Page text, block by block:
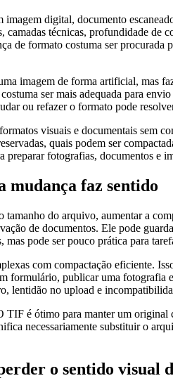
digital, documento
técnicas, profundidade de
de formato costuma ser
imagem de forma artificial, mas
ser mais adequada para
ou refazer o formato pode
visuais e documentais sem
quais podem ser
fotografias, documentos e
mudança faz sentido
do arquivo, aumentar a
de documentos. Ele pode
pode ser pouco prática para
com compactação eficiente.
formulário, publicar uma
lentidão no upload e
é ótimo para manter um
necessariamente substituir o
o sentido visual